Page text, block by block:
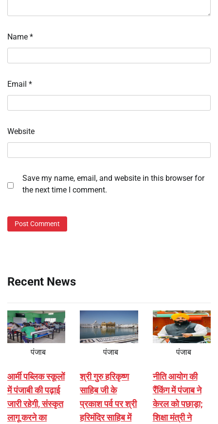
Name *
Email *
Website
Save my name, email, and website in this browser for
the next time I comment.
Recent News
पंजाब
आर्मी पब्लिक स्कूलों
में पंजाबी की पढ़ाई
जारी रहेगी, संस्कृत
लागू करने का
पंजाब
श्री गुरु हरिकृष्ण
साहिब जी के
प्रकाश पर्व पर श्री
हरिमंदिर साहिब में
पंजाब
नीति आयोग की
रैंकिंग में पंजाब ने
केरल को पछाड़ा;
शिक्षा मंत्री ने